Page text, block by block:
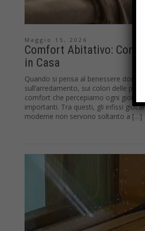
Maggio 15, 2026
Comfort Abitativo: Come
in Casa
Quando si pensa al benessere
sull’arredamento, sui colori delle
comfort che percepiamo ogni giorno
importanti. Tra questi, gli infissi
moderne non servono soltanto a […]